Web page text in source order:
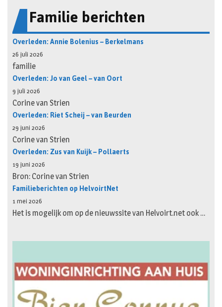
Familie berichten
Overleden: Annie Bolenius – Berkelmans
26 juli 2026
familie
Overleden: Jo van Geel – van Oort
9 juli 2026
Corine van Strien
Overleden: Riet Scheij – van Beurden
29 juni 2026
Corine van Strien
Overleden: Zus van Kuijk – Pollaerts
19 juni 2026
Bron: Corine van Strien
Familieberichten op HelvoirtNet
1 mei 2026
Het is mogelijk om op de nieuwssite van Helvoirt.net ook …